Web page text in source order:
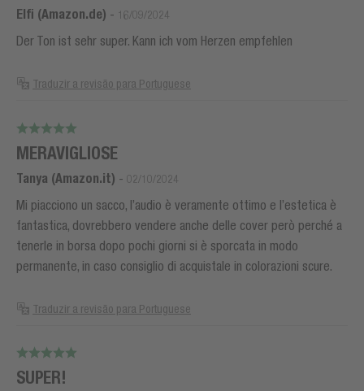
Elfi (Amazon.de) - 16/09/2024
Der Ton ist sehr super. Kann ich vom Herzen empfehlen
Traduzir a revisão para Portuguese
MERAVIGLIOSE
Tanya (Amazon.it) - 02/10/2024
Mi piacciono un sacco, l’audio è veramente ottimo e l’estetica è
fantastica, dovrebbero vendere anche delle cover però perché a
tenerle in borsa dopo pochi giorni si è sporcata in modo
permanente, in caso consiglio di acquistale in colorazioni scure.
Traduzir a revisão para Portuguese
SUPER!